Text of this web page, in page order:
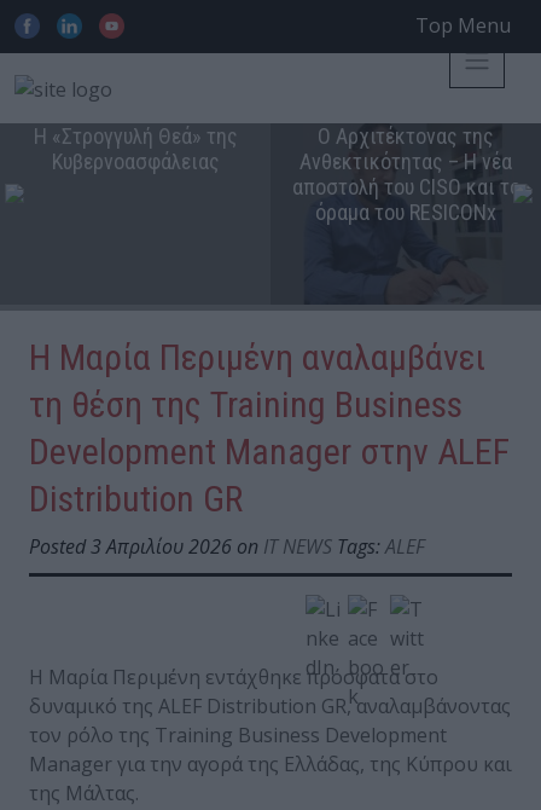
Top Menu
Η «Στρογγυλή Θεά» της
Κυβερνοασφάλειας
Ο Αρχιτέκτονας της
Ανθεκτικότητας – Η νέα
αποστολή του CISO και το
όραμα του RESICONx
Η Μαρία Περιμένη αναλαμβάνει
τη θέση της Training Business
Development Manager στην ALEF
Distribution GR
Posted 3 Απριλίου 2026 on IT NEWS Tags:ALEF
Η Μαρία Περιμένη εντάχθηκε πρόσφατα στο
δυναμικό της ALEF Distribution GR, αναλαμβάνοντας
τον ρόλο της Training Business Development
Manager για την αγορά της Ελλάδας, της Κύπρου και
της Μάλτας.